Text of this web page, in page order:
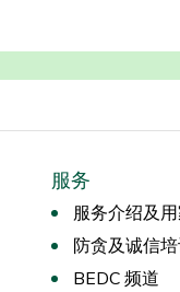
服务
服务介绍及
防贪及诚信
BEDC 频道